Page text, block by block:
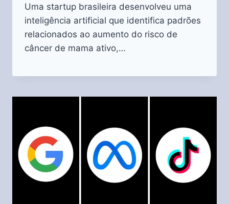
Uma startup brasileira desenvolveu uma
inteligência artificial que identifica padrões
relacionados ao aumento do risco de
câncer de mama ativo,…